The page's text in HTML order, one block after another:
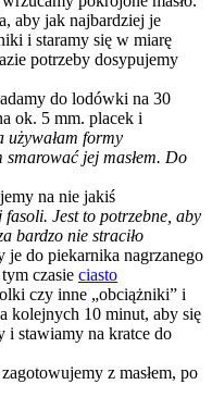
aby jak najbardziej je
i staramy się w miarę
potrzeby dosypujemy
do lodówki na 30
ok. 5 mm. placek i
używałam formy
smarować jej masłem. Do
na nie jakiś
fasoli. Jest to potrzebne, aby
bardzo nie straciło
je do piekarnika nagrzanego
czasie ciasto
czy inne „obciążniki” i
kolejnych 10 minut, aby się
i stawiamy na kratce do
z masłem, po